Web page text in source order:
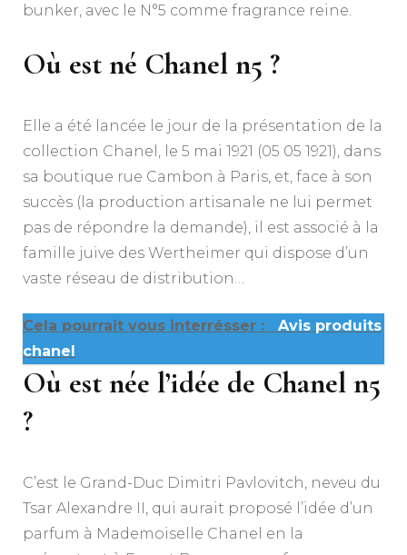
bunker, avec le N°5 comme fragrance reine.
Où est né Chanel n5 ?
Elle a été lancée le jour de la présentation de la
collection Chanel, le 5 mai 1921 (05 05 1921), dans
sa boutique rue Cambon à Paris, et, face à son
succès (la production artisanale ne lui permet
pas de répondre la demande), il est associé à la
famille juive des Wertheimer qui dispose d’un
vaste réseau de distribution…
Cela pourrait vous interrésser :
Avis produits
chanel
Où est née l’idée de Chanel n5
?
C’est le Grand-Duc Dimitri Pavlovitch, neveu du
Tsar Alexandre II, qui aurait proposé l’idée d’un
parfum à Mademoiselle Chanel en la